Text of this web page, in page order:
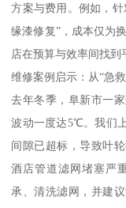
方案与费用。例如，
缘漆修复”，成本仅为
店在预算与效率间找到
维修案例启示：从“急
去年冬季，阜新市一
波动一度达5℃。我们
间隙已超标，导致叶
酒店管道滤网堵塞严
承、清洗滤网，并建